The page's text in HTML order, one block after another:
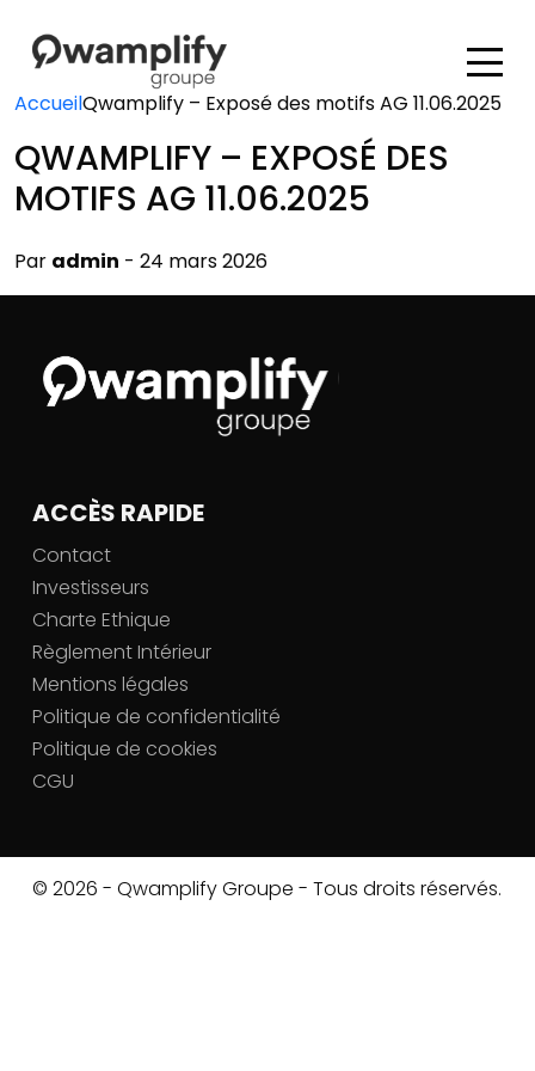
AccueilQwamplify – Exposé des motifs AG 11.06.2025
QWAMPLIFY – EXPOSÉ DES
MOTIFS AG 11.06.2025
Par admin - 24 mars 2026
ACCÈS RAPIDE
Contact
Investisseurs
Charte Ethique
Règlement Intérieur
Mentions légales
Politique de confidentialité
Politique de cookies
CGU
© 2026 - Qwamplify Groupe - Tous droits réservés.